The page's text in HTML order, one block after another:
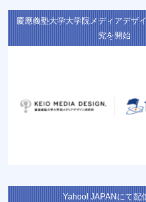
慶應義塾大学大学院メディアデザ
究を開始
Yahoo! JAPANにて配